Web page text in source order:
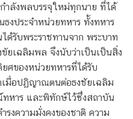
ำลังพลบรรจุใหม่ทุกนาย ที่ได้
งประจำหน่วยทหาร ทั้งทหาร
ด้รับพระราชทานจาก พระบาท
ยเฉลิมพล จึงนับว่าเป็นเป็นสิ่ง
ศของหน่วยทหารที่ได้รับ
เมื่อปฏิญาณตนต่อธงชัยเฉลิม
หาร และพิทักษ์ไว้ซึ่งสถาบัน
งความมั่งคงของชาติ ความ